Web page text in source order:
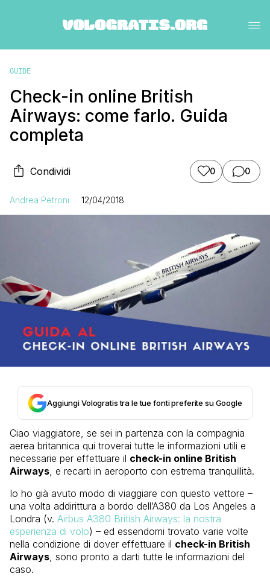
GUIDE
Check-in online British
Airways: come farlo. Guida
completa
Condividi 0 0
Andrea Petroni 12/04/2018
Aggiungi Vologratis tra le tue fonti preferite su Google
Ciao viaggiatore, se sei in partenza con la compagnia
aerea britannica qui troverai tutte le informazioni utili e
necessarie per effettuare il check-in online British
Airways, e recarti in aeroporto con estrema tranquillità.
Io ho già avuto modo di viaggiare con questo vettore –
una volta addirittura a bordo dell’A380 da Los Angeles a
Londra (v. Airbus A380 British Airways: la nostra
esperienza di volo) – ed essendomi trovato varie volte
nella condizione di dover effettuare il check-in British
Airways, sono pronto a darti tutte le informazioni del
caso.